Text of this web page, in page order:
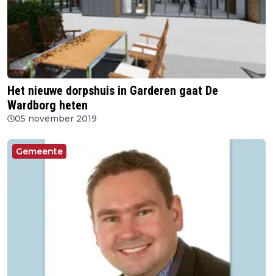
Het nieuwe dorpshuis in Garderen gaat De
Wardborg heten
05 november 2019
Gemeente